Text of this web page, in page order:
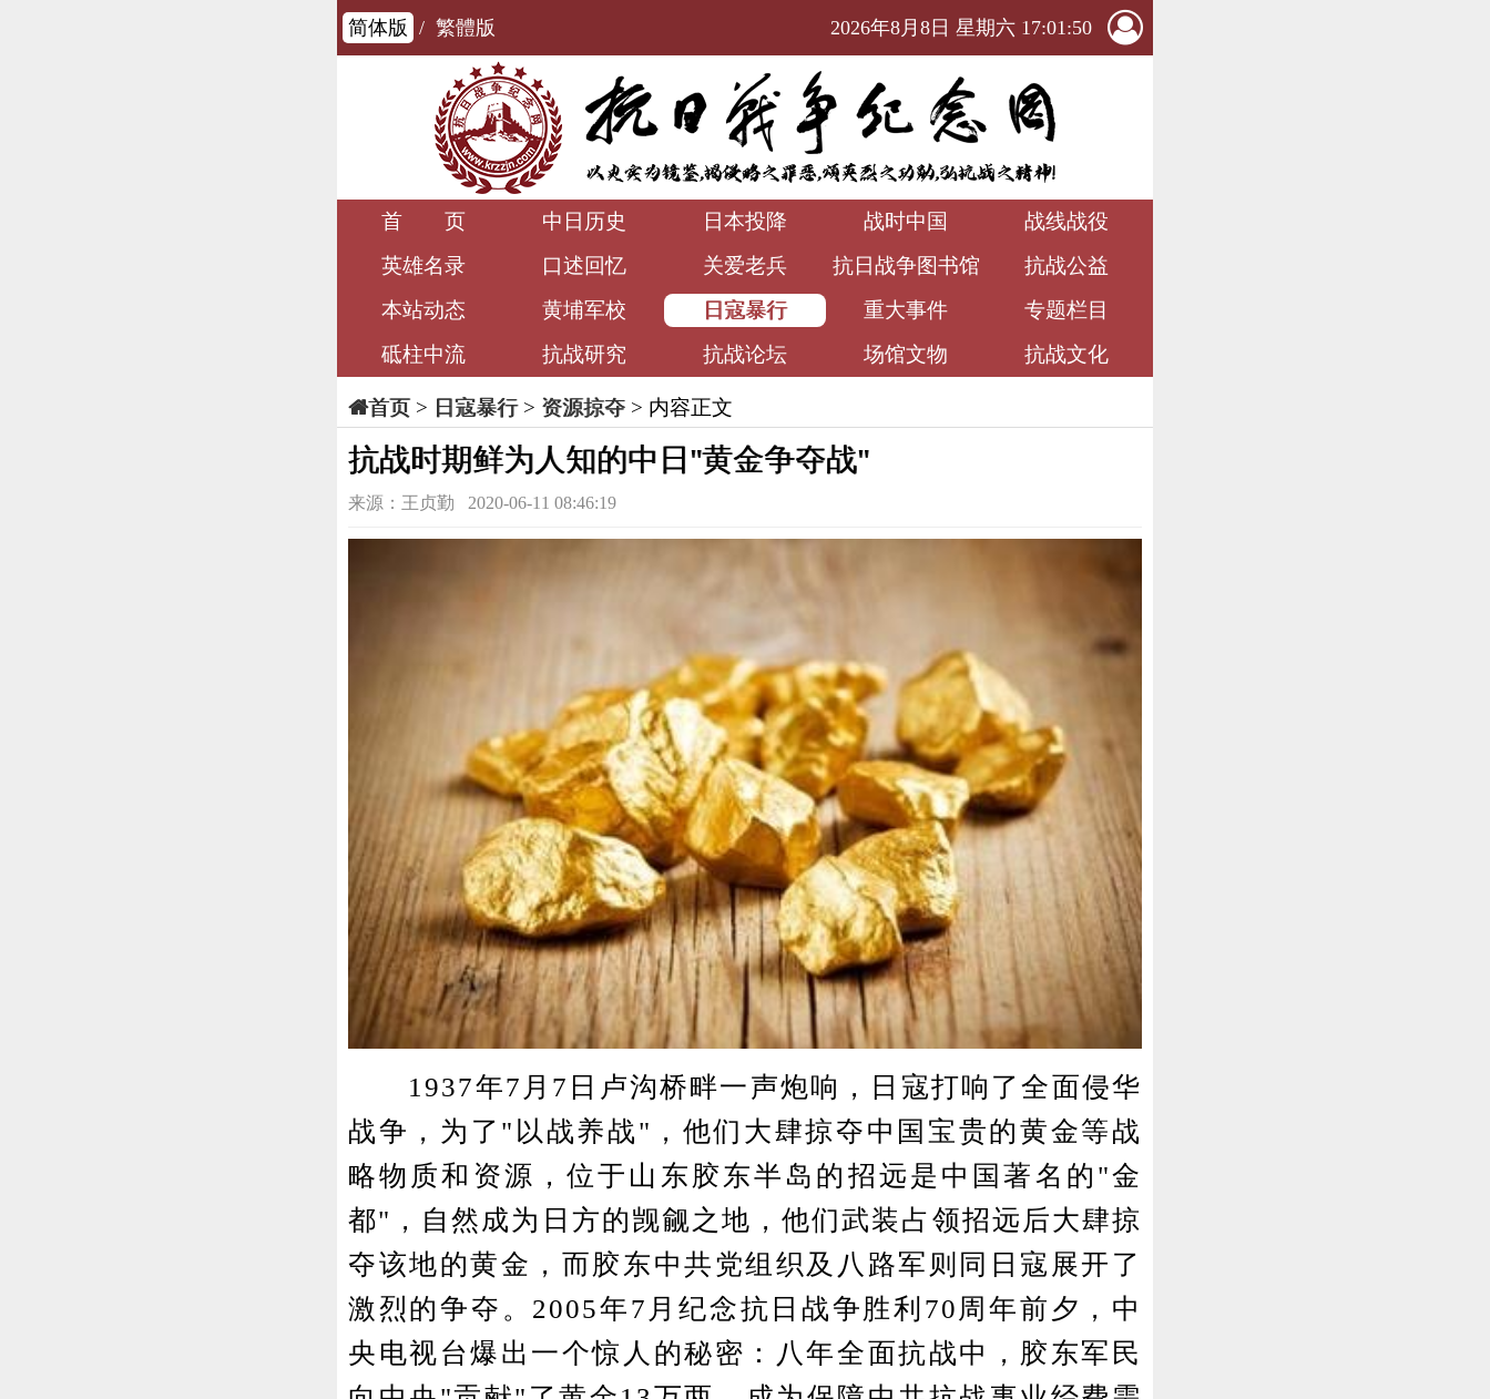
简体版 / 繁體版 2026年8月8日 星期六 17:01:51
首 页 中日历史 日本投降 战时中国
战线战役
英雄名录
口述回忆 关爱老兵 抗日战争图书馆
抗战公益
本站动态
黄埔军校 日寇暴行 重大事件
专题栏目
砥柱中流
抗战研究 抗战论坛 场馆文物 抗战文化
首页> 日寇暴行> 资源掠夺 > 内容正文
抗战时期鲜为人知的中日"黄金争夺战"
来源：王贞勤 2020-06-11 08:46:19
1937年7月7日卢沟桥畔一声炮响，日寇打响了全面侵华
战争，为了"以战养战"，他们大肆掠夺中国宝贵的黄金等战
略物质和资源，位于山东胶东半岛的招远是中国著名的"金
都"，自然成为日方的觊觎之地，他们武装占领招远后大肆掠
夺该地的黄金，而胶东中共党组织及八路军则同日寇展开了
激烈的争夺。2005年7月纪念抗日战争胜利70周年前夕，中
央电视台爆出一个惊人的秘密：八年全面抗战中，胶东军民